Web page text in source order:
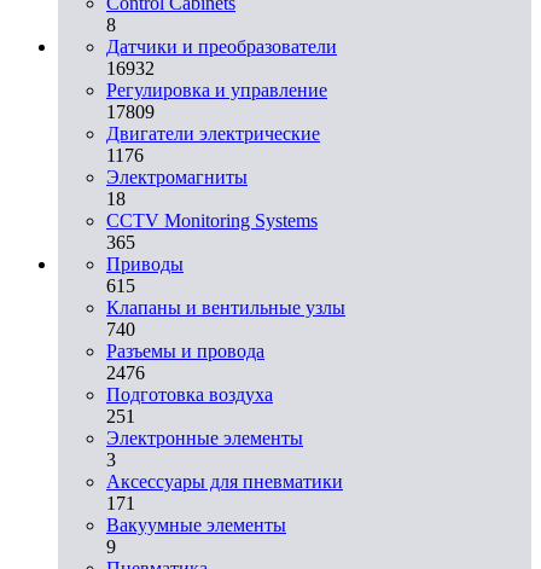
8
Датчики и преобразователи
16932
Регулировка и управление
17809
Двигатели электрические
1176
Электромагниты
18
CCTV Monitoring Systems
365
Приводы
615
Клапаны и вентильные узлы
740
Разъемы и провода
2476
Подготовка воздуха
251
Электронные элементы
3
Аксессуары для пневматики
171
Вакуумные элементы
9